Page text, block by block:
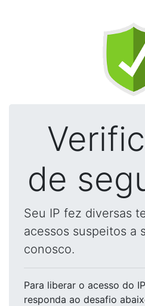
de
Seu IP fez diversas
acessos suspeitos a
conosco.
Para liberar o acesso do IP
responda ao desafio